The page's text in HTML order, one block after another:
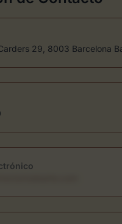
29, 8003 Barcelona